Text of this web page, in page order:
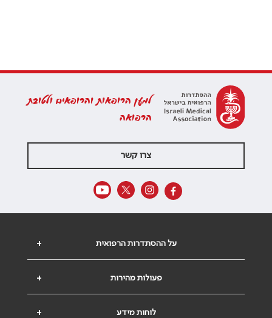
למען הרופאות והרופאים ולטובת
הרפואה
צרו קשר
+ על ההסתדרות הרפואית
+ פעולות מהירות
+ לוחות מידע